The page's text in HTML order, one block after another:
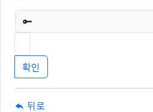
필수
뒤로